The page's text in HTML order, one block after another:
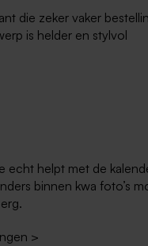
klep
Ecru
die zeker vaker
is helder en stylvol
echt helpt met de
binnen kwa foto’s
>